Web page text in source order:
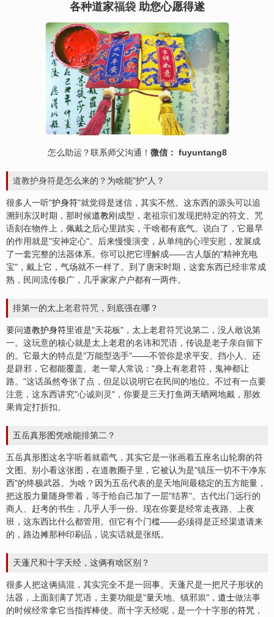
各种道家福袋助您心愿得遂
怎么助运？联系师父沟通！ 微信： fuyuntang8
道教护身符是怎么来的？为啥能"护"人？
很多人一听"护身符"就觉得是迷信，其实不然。这东西的源头可以追
溯到东汉时期，那时候道教刚成型，老祖宗们发现把特定的符文、咒
语刻在物件上，佩戴之后心里踏实，干啥都有底气。说白了，它最早
的作用就是"安神定心"。后来慢慢演变，从单纯的心理安慰 ，发展成
了一套完整的法器体系。你可以把它理解成——古人版的"精神充电
宝"，戴上它，气场就不一样了。到了唐宋时期，这套东西已经非常成
熟，民间流传极广，几乎家家户户都有一两件。
排第一的太上老君符咒 ，到底强在哪？
要问道教护身符里谁是"天花板"，太上老君符咒说第二，没人敢说第
一。这玩意的核心就是太上老君的名讳和咒语，传说是老子亲自留下
的。它最大的特点是"万能型选手"——不管你是求平安、挡小人、还
是辟邪，它都能覆盖。老一辈人常说："身上有老君符，鬼神都让
路。"这话虽然夸张了点，但足以说明它在民间的地位。不过有一点要
注意，这东西讲究"心诚则灵"，你要是三天打鱼两天晒网地戴，那效
果肯定打折扣。
五岳真形图凭啥能排第二？
五岳真形图这名字听着就霸气，其实它是一张画着五座名山轮廓的符
文图。别小看这张图，在道教圈子里，它被认为是"镇压一切不干净东
西"的终极武器。为啥？因为五岳代表的是天地间最稳定的五方能量，
把这股力量随身带着，等于给自己加了一层"结界"。古代出门远行的
商人、赶考的书生，几乎人手一份。现在你要是经常走夜路、上夜
班，这东西比什么都管用。但它有个门槛——必须得是正经渠道请来
的，路边摊那种印刷品，说实话就是张纸。
天蓬尺和十字天经，这俩有啥区别？
很多人把这俩搞混，其实完全不是一回事。天蓬尺是一把尺子形状的
法器，上面刻满了咒语，主要功能是"量天地、镇邪祟"， 道士做法事
的时候经常拿它当指挥棒使。而十字天经呢，是一个十字形的符咒 ，